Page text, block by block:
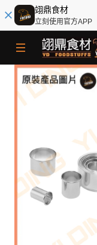
翊鼎食材
立刻使用官方APP